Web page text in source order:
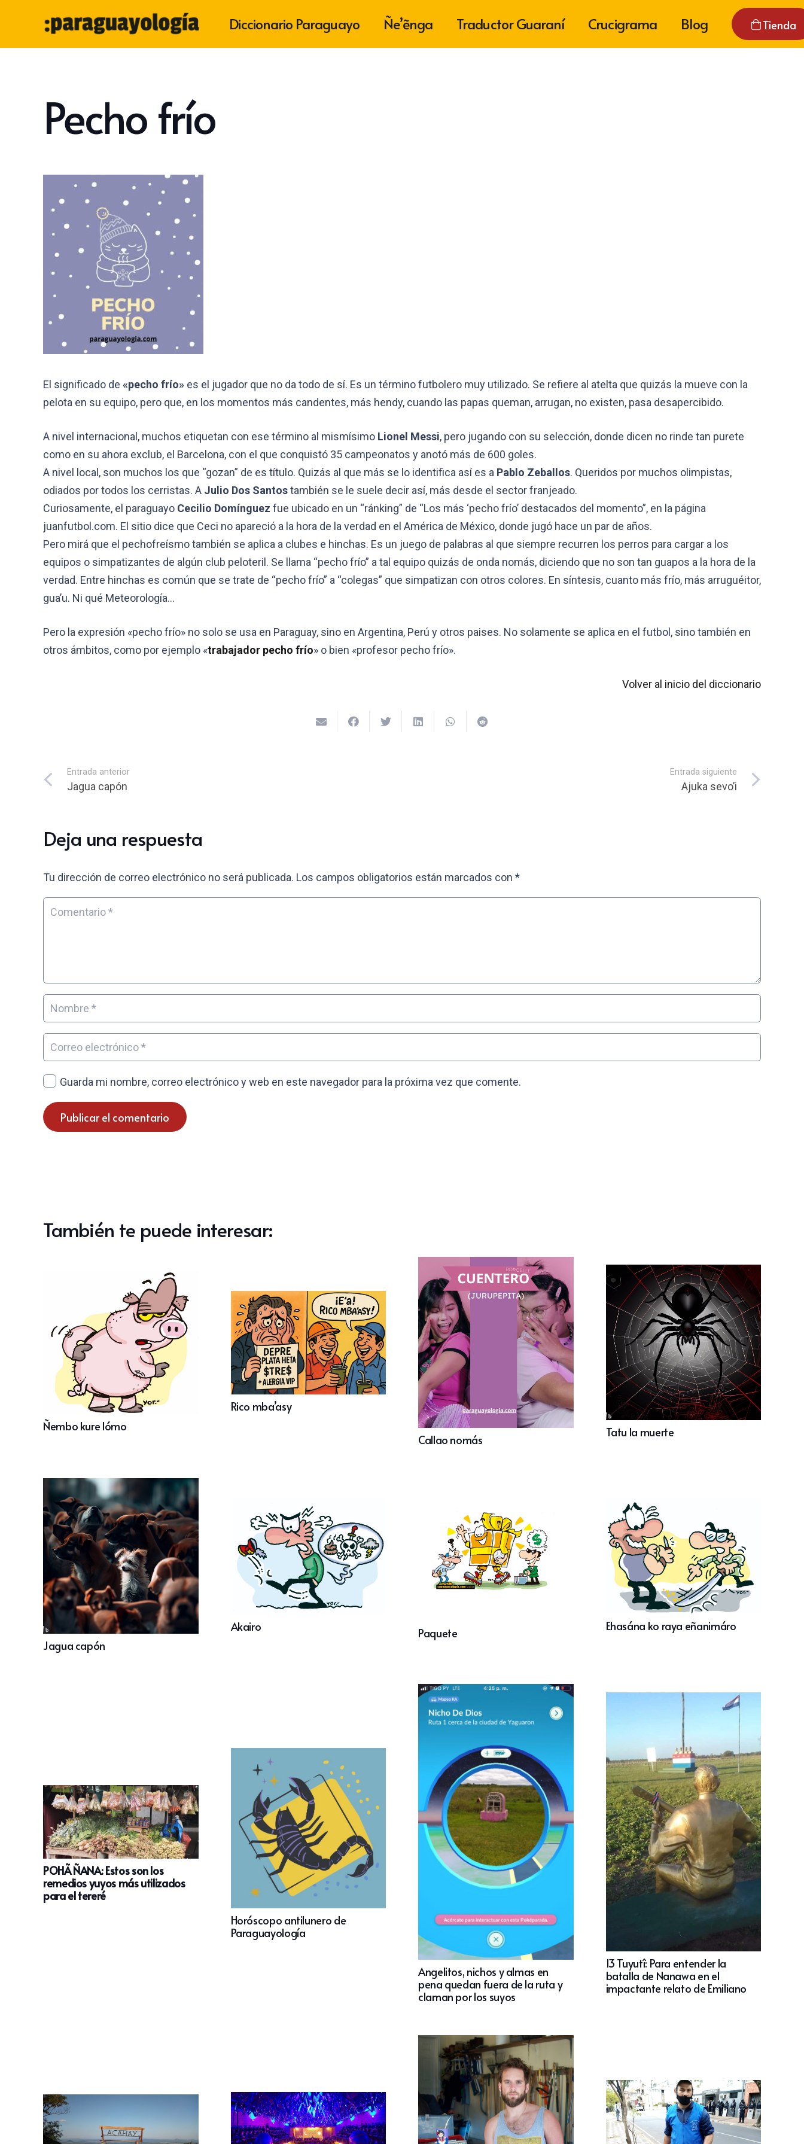
Diccionario Paraguayo Ñe’ẽnga Traductor Guaraní Crucigrama Blog Tienda
Pecho frío
El significado de «pecho frío» es el jugador que no da todo de sí. Es un término futbolero muy utilizado. Se refiere al atelta que quizás la mueve con la
pelota en su equipo, pero que, en los momentos más candentes, más hendy, cuando las papas queman, arrugan, no existen, pasa desapercibido.
A nivel internacional, muchos etiquetan con ese término al mismísimo Lionel Messi, pero jugando con su selección, donde dicen no rinde tan purete
como en su ahora exclub, el Barcelona, con el que conquistó 35 campeonatos y anotó más de 600 goles.
A nivel local, son muchos los que “gozan” de es título. Quizás al que más se lo identifica así es a Pablo Zeballos. Queridos por muchos olimpistas,
odiados por todos los cerristas. A Julio Dos Santostambién se le suele decir así, más desde el sector franjeado.
Curiosamente, el paraguayo Cecilio Domínguez fue ubicado en un “ránking” de “Los más ‘pecho frío’ destacados del momento”, en la página
juanfutbol.com. El sitio dice que Ceci no apareció a la hora de la verdad en el América de México, donde jugó hace un par de años.
Pero mirá que el pechofreísmo también se aplica a clubes e hinchas. Es un juego de palabras al que siempre recurren los perros para cargar a los
equipos o simpatizantes de algún club peloteril. Se llama “pecho frío” a tal equipo quizás de onda nomás, diciendo que no son tan guapos a la hora de la
verdad. Entre hinchas es común que se trate de “pecho frío” a “colegas” que simpatizan con otros colores. En síntesis, cuanto más frío, más arruguéitor,
gua’u. Ni qué Meteorología…
Pero la expresión «pecho frío» no solo se usa en Paraguay, sino en Argentina, Perú y otros paises. No solamente se aplica en el futbol, sino también en
otros ámbitos, como por ejemplo «trabajador pecho frío» o bien «profesor pecho frío».
Volver al inicio del diccionario
Entrada anterior
Jagua capón
Entrada siguiente
Ajuka sevo’i
Deja una respuesta
Tu dirección de correo electrónico no será publicada. Los campos obligatorios están marcados con *
Guarda mi nombre, correo electrónico y web en este navegador para la próxima vez que comente.
Publicar el comentario
También te puede interesar:
Ñembo kure lómo
Rico mba’asy
Callao nomás
Tatu la muerte
Jagua capón
Akairo Paquete Ehasána ko raya eñanimáro
POHÃ ÑANA: Estos son los
remedios yuyos más utilizados
para el tereré
Horóscopo antilunero de
Paraguayología
Angelitos, nichos y almas en
pena quedan fuera de la ruta y
claman por los suyos
13 Tuyutî: Para entender la
batalla de Nanawa en el
impactante relato de Emiliano